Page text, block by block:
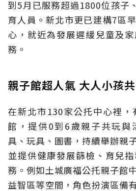
到5月已服務超過1800位孩子
育人員。新北市更已建構7區
心，就近為發展遲緩兒童及
務。
親子館超人氣 大人小孩
在新北市130家公托中心裡
館，提供0到6歲親子共玩與
具、玩具、圖書，持續舉辦親
並提供健康發展篩檢、育兒
務。例如土城廣福公托親子館
益智區等空間，角色扮演區備